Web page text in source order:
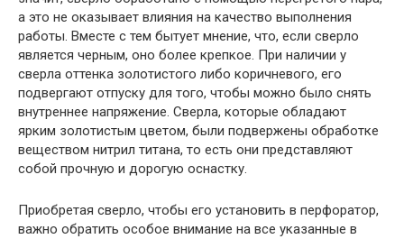
а это не оказывает влияния на качество выполнения
работы. Вместе с тем бытует мнение, что, если сверло
является черным, оно более крепкое. При наличии у
сверла оттенка золотистого либо коричневого, его
подвергают отпуску для того, чтобы можно было снять
внутреннее напряжение. Сверла, которые обладают
ярким золотистым цветом, были подвержены обработке
веществом нитрил титана, то есть они представляют
собой прочную и дорогую оснастку.
Приобретая сверло, чтобы его установить в перфоратор,
важно обратить особое внимание на все указанные в